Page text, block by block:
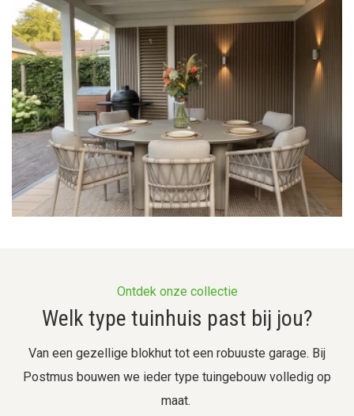
Ontdek onze collectie
Welk type tuinhuis past bij jou?
Van een gezellige blokhut tot een robuuste garage. Bij
Postmus bouwen we ieder type tuingebouw volledig op
maat.